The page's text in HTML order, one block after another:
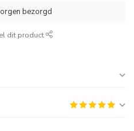
bezorgd
dit product